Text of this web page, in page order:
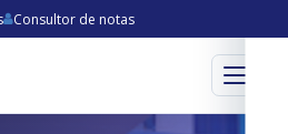
Consultor de notas
Menú